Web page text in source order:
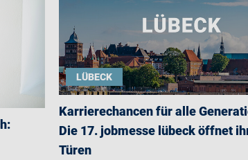
LÜBECK
Karrierechancen für alle
Die 17. jobmesse lübeck öffnet
Türen